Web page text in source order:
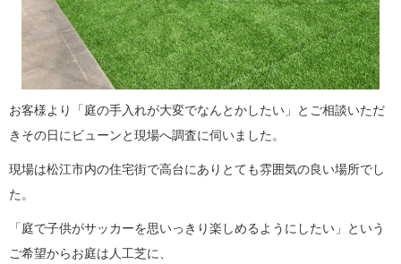
お客様より「庭の手入れが大変でなんとかしたい」とご相談いただ
きその日にビューンと現場へ調査に伺いました。
現場は松江市内の住宅街で高台にありとても雰囲気の良い場所でし
た。
「庭で子供がサッカーを思いっきり楽しめるようにしたい」という
ご希望からお庭は人工芝に、